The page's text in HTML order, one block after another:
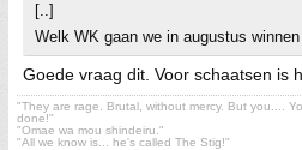
[..]
Welk WK gaan we in augustus
Goede vraag dit. Voor schaatsen is
"They are rage. Brutal, without mercy. But you....
done!"
"Omae wa mou shindeiru."
"All we know is... he's called The Stig!"